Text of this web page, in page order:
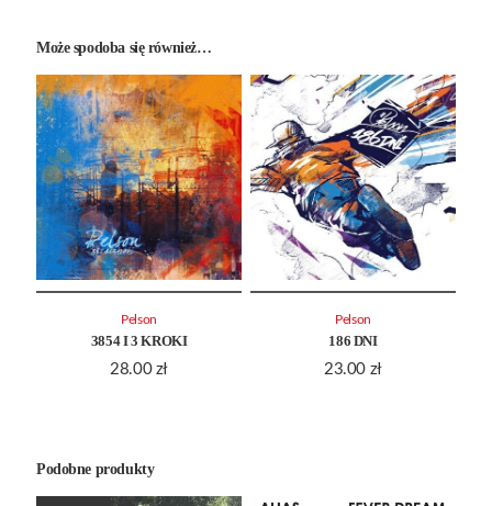
Może spodoba się również…
3854 I 3 KROKI
28.00 zł
Pelson
186 DNI
23.00 zł
Pelson
Podobne produkty